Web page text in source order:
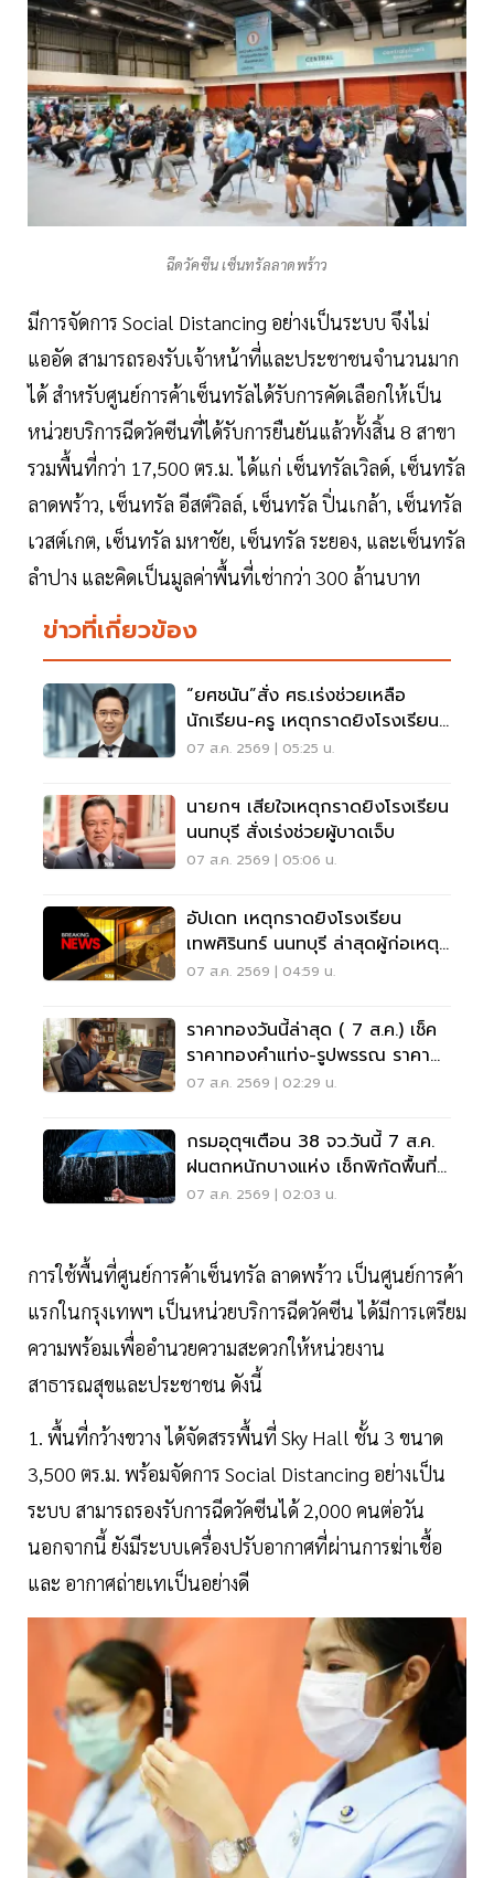
ฉีดวัคซีน เซ็นทรัลลาดพร้าว
มีการจัดการ Social Distancing อย่างเป็นระบบ จึงไม่
แออัด สามารถรองรับเจ้าหน้าที่และประชาชนจำนวนมาก
ได้ สำหรับศูนย์การค้าเซ็นทรัลได้รับการคัดเลือกให้เป็น
หน่วยบริการฉีดวัคซีนที่ได้รับการยืนยันแล้วทั้งสิ้น 8 สาขา
รวมพื้นที่กว่า 17,500 ตร.ม. ได้แก่ เซ็นทรัลเวิลด์, เซ็นทรัล
ลาดพร้าว, เซ็นทรัล อีสต์วิลล์, เซ็นทรัล ปิ่นเกล้า, เซ็นทรัล
เวสต์เกต, เซ็นทรัล มหาชัย, เซ็นทรัล ระยอง, และเซ็นทรัล
ลำปาง และคิดเป็นมูลค่าพื้นที่เช่ากว่า 300 ล้านบาท
ข่าวที่เกี่ยวข้อง
“ยศชนัน”สั่ง ศธ.เร่งช่วยเหลือ
นักเรียน-ครู เหตุกราดยิงโรงเรียน
นนทบุรี
07 ส.ค. 2569 | 05:25 น.
นายกฯ เสียใจเหตุกราดยิงโรงเรียน
นนทบุรี สั่งเร่งช่วยผู้บาดเจ็บ
07 ส.ค. 2569 | 05:06 น.
อัปเดท เหตุกราดยิงโรงเรียน
เทพศิรินทร์ นนทบุรี ล่าสุดผู้ก่อเหตุ
เสียชีวิตแล้ว
07 ส.ค. 2569 | 04:59 น.
ราคาทองวันนี้ล่าสุด ( 7 ส.ค.) เช็ค
ราคาทองคำแท่ง-รูปพรรณ ราคา
ขาย - รับซื้อ กี่บาท
07 ส.ค. 2569 | 02:29 น.
กรมอุตุฯเตือน 38 จว.วันนี้ 7 ส.ค.
ฝนตกหนักบางแห่ง เช็กพิกัดพื้นที่
เสี่ยงด่วน
07 ส.ค. 2569 | 02:03 น.
การใช้พื้นที่ศูนย์การค้าเซ็นทรัล ลาดพร้าว เป็นศูนย์การค้า
แรกในกรุงเทพฯ เป็นหน่วยบริการฉีดวัคซีน ได้มีการเตรียม
ความพร้อมเพื่ออำนวยความสะดวกให้หน่วยงาน
สาธารณสุขและประชาชน ดังนี้
1. พื้นที่กว้างขวาง ได้จัดสรรพื้นที่ Sky Hall ชั้น 3 ขนาด
3,500 ตร.ม. พร้อมจัดการ Social Distancing อย่างเป็น
ระบบ สามารถรองรับการฉีดวัคซีนได้ 2,000 คนต่อวัน
นอกจากนี้ ยังมีระบบเครื่องปรับอากาศที่ผ่านการฆ่าเชื้อ
และ อากาศถ่ายเทเป็นอย่างดี